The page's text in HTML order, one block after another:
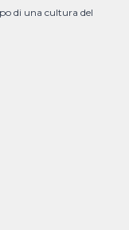
di una cultura del